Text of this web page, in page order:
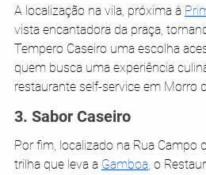
A localização na vila, próxima à
vista encantadora da praça,
Tempero Caseiro uma escolha
quem busca uma experiência
restaurante self-service em Morro
3. Sabor Caseiro
Por fim, localizado na Rua Campo
trilha que leva a Gamboa, o